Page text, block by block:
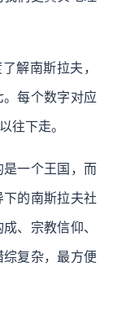
解南斯拉夫，
每个数字对应
往下走。
一个王国，而
的南斯拉夫社
、宗教信仰、
复杂，最方便